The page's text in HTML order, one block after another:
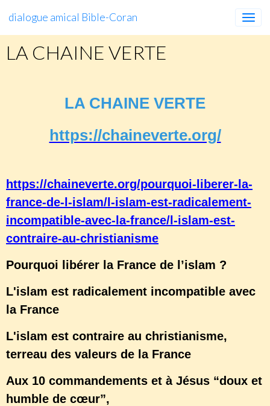
dialogue amical Bible-Coran
LA CHAINE VERTE
LA CHAINE VERTE
https://chaineverte.org/
https://chaineverte.org/pourquoi-liberer-la-
france-de-l-islam/l-islam-est-radicalement-
incompatible-avec-la-france/l-islam-est-
contraire-au-christianisme
Pourquoi libérer la France de l’islam ?
L'islam est radicalement incompatible avec
la France
L'islam est contraire au christianisme,
terreau des valeurs de la France
Aux 10 commandements et à Jésus “doux et
humble de cœur”,